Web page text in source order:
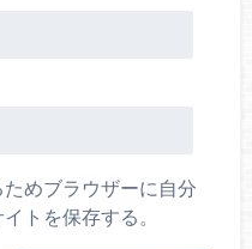
めブラウザーに自分
トを保存する。